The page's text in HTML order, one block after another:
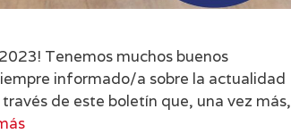
Tenemos muchos buenos
informado/a sobre la actualidad
de este boletín que, una vez más,